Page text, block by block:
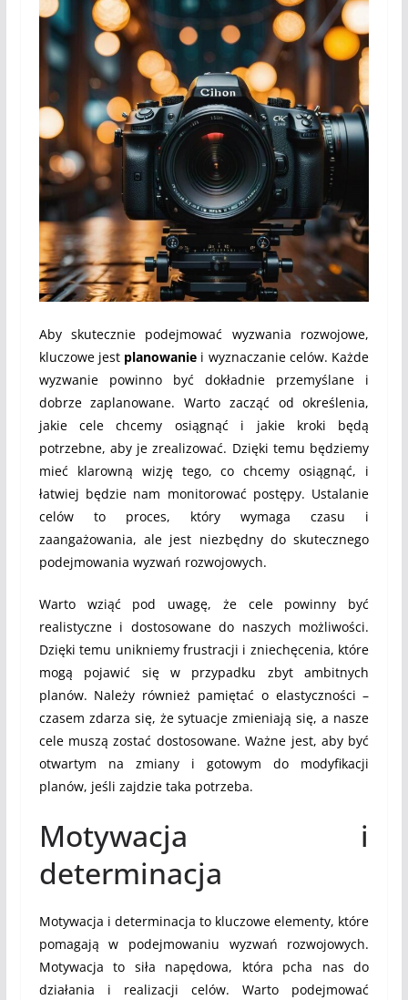
Aby skutecznie podejmować wyzwania rozwojowe,
kluczowe jest planowanie i wyznaczanie celów. Każde
wyzwanie powinno być dokładnie przemyślane i
dobrze zaplanowane. Warto zacząć od określenia,
jakie cele chcemy osiągnąć i jakie kroki będą
potrzebne, aby je zrealizować. Dzięki temu będziemy
mieć klarowną wizję tego, co chcemy osiągnąć, i
łatwiej będzie nam monitorować postępy. Ustalanie
celów to proces, który wymaga czasu i
zaangażowania, ale jest niezbędny do skutecznego
podejmowania wyzwań rozwojowych.
Warto wziąć pod uwagę, że cele powinny być
realistyczne i dostosowane do naszych możliwości.
Dzięki temu unikniemy frustracji i zniechęcenia, które
mogą pojawić się w przypadku zbyt ambitnych
planów. Należy również pamiętać o elastyczności –
czasem zdarza się, że sytuacje zmieniają się, a nasze
cele muszą zostać dostosowane. Ważne jest, aby być
otwartym na zmiany i gotowym do modyfikacji
planów, jeśli zajdzie taka potrzeba.
Motywacja i
determinacja
Motywacja i determinacja to kluczowe elementy, które
pomagają w podejmowaniu wyzwań rozwojowych.
Motywacja to siła napędowa, która pcha nas do
działania i realizacji celów. Warto podejmować